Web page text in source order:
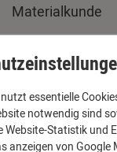
Materialkunde
Fachbegriffe
Jobs
und
essentielle
notwendig sind
Website-Statistik und
anzeigen von Google